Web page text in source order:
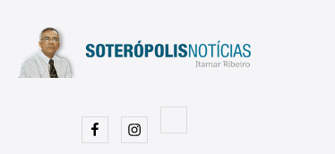
FacebookInstagram